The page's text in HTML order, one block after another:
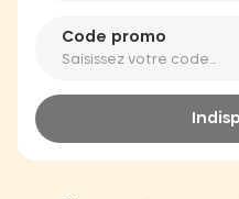
Code promo